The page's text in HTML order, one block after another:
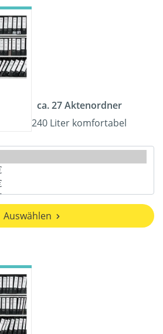
ca. 27 Aktenordner
240 Liter komfortabel
Auswählen